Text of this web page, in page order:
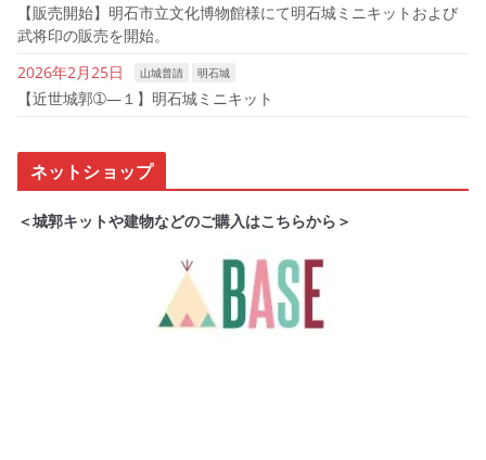
【販売開始】明石市立文化博物館様にて明石城ミニキットおよび
武将印の販売を開始。
2026年2月25日
山城普請 明石城
【近世城郭➀―１】明石城ミニキット
ネットショップ
＜城郭キットや建物などのご購入はこちらから＞